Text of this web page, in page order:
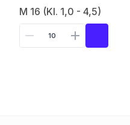
M 16 (Kl. 1,0 - 4,5)